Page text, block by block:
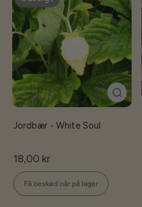
Jordbær - White Soul
18,00 kr
Få besked når på lager